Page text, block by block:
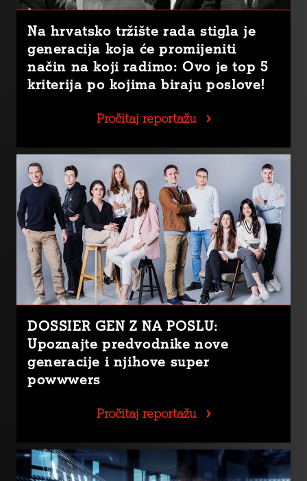
Na hrvatsko tržište rada stigla je
generacija koja će promijeniti
način na koji radimo: Ovo je top 5
kriterija po kojima biraju poslove!
Pročitaj reportažu
DOSSIER GEN Z NA POSLU:
Upoznajte predvodnike nove
generacije i njihove super
powwwers
Pročitaj reportažu